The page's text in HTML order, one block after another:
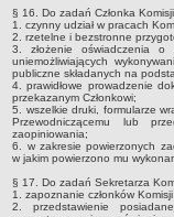
Zespół Placówek
Szkoła Podstawowa
Szkoła
Szkoła
Centrum Kultury w
Biblioteka Publiczna
ŻŁOBEK
Informacje Ogólne
§ 16. Do zadań Członka
1. czynny udział w pracach
2. rzetelne i bezstronne
3. złożenie oświadczenia o
uniemożliwiających
publiczne składanych na
4. prawidłowe prowadzenie
przekazanym Członkowi;
5. wszelkie druki, formularze
Przewodniczącemu lub
zaopiniowania;
6. w zakresie powierzonych
w jakim powierzono mu
§ 17. Do zadań Sekretarza
1. zapoznanie członków
2. przedstawienie